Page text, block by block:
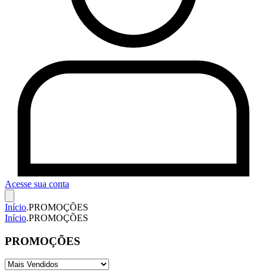
Acesse sua conta
Início.PROMOÇÕES
Início.PROMOÇÕES
PROMOÇÕES